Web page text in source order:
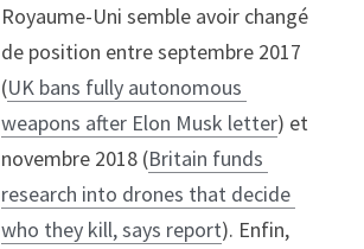
Royaume-Uni semble avoir changé
de position entre septembre 2017
(UK bans fully autonomous
weapons after Elon Musk letter) et
novembre 2018 (Britain funds
research into drones that decide
who they kill, says report). Enfin,